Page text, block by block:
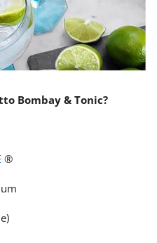
Bombay & Tonic?
®